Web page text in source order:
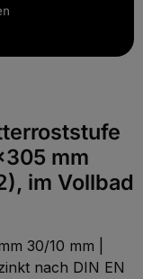
mm
im Vollbad
30/10 mm |
nach DIN EN